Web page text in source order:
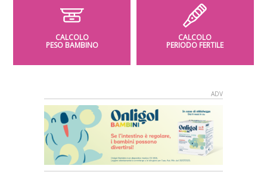
CALCOLO
PESO BAMBINO
CALCOLO
PERIODO FERTILE